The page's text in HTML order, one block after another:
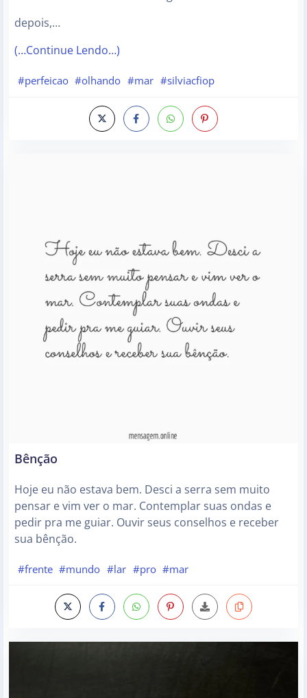
depois,…
(…Continue Lendo…)
#perfeicao #olhando #mar #silviacfiop
Bênção
Hoje eu não estava bem. Desci a serra sem muito
pensar e vim ver o mar. Contemplar suas ondas e
pedir pra me guiar. Ouvir seus conselhos e receber
sua bênção.
#frente #mundo #lar #pro #mar